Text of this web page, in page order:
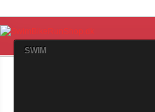
SWIM